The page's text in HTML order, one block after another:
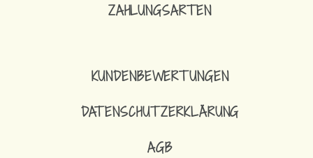
ZAHLUNGSARTEN
KUNDENBEWERTUNGEN
DATENSCHUTZERKLÄRUNG
AGB